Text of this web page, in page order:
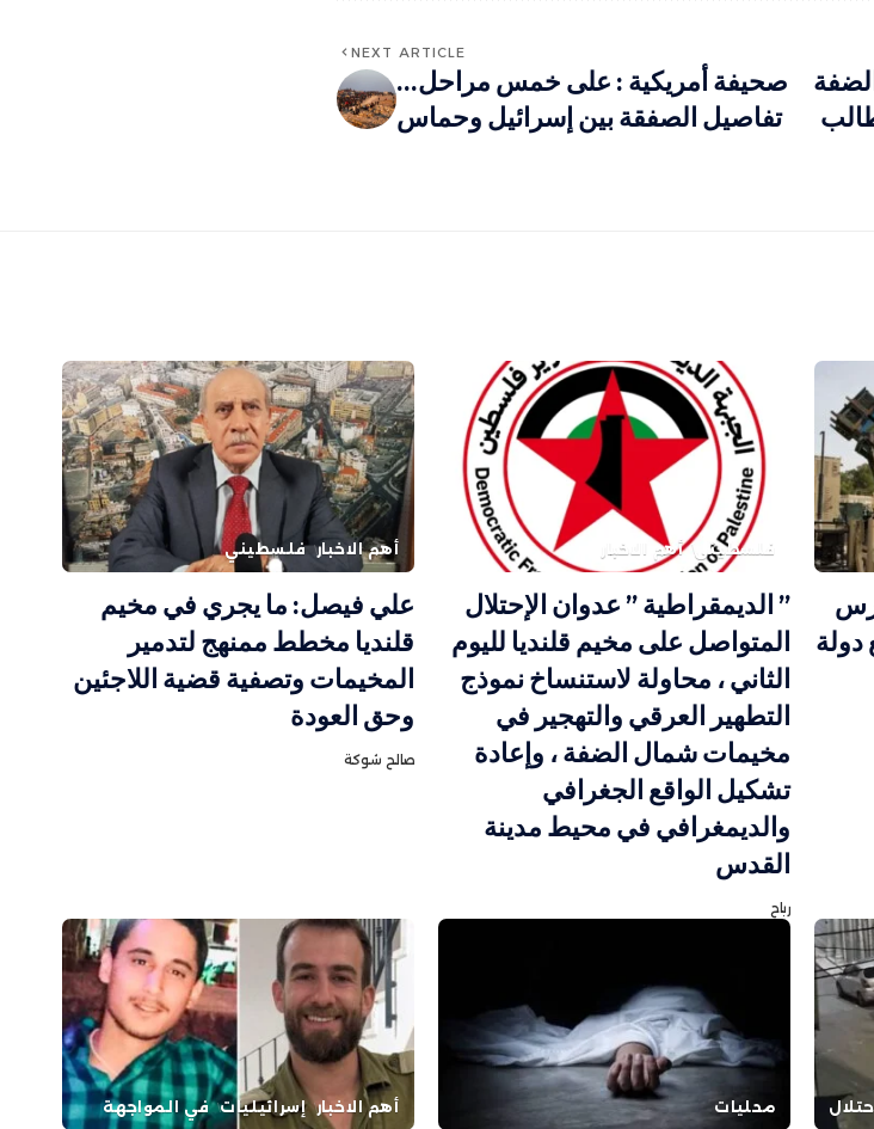
من الضفة
NEXT ARTICLE
صحيفة أمريكية : على خمس مراحل…
تفاصيل الصفقة بين إسرائيل وحماس
دولة
فلسطيني أهم الاخبار
” الديمقراطية ” عدوان الإحتلال
المتواصل على مخيم قلنديا لليوم
الثاني ، محاولة لاستنساخ نموذج
التطهير العرقي والتهجير في
مخيمات شمال الضفة ، وإعادة
تشكيل الواقع الجغرافي
والديمغرافي في محيط مدينة
القدس
رباح
أهم الاخبار فلسطيني
علي فيصل: ما يجري في مخيم
قلنديا مخطط ممنهج لتدمير
المخيمات وتصفية قضية اللاجئين
وحق العودة
صالح شوكة
محليات أهم الاخبار إسرائيليات في المواجهة